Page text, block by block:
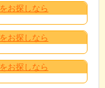
お探しなら
お探しなら
お探しなら